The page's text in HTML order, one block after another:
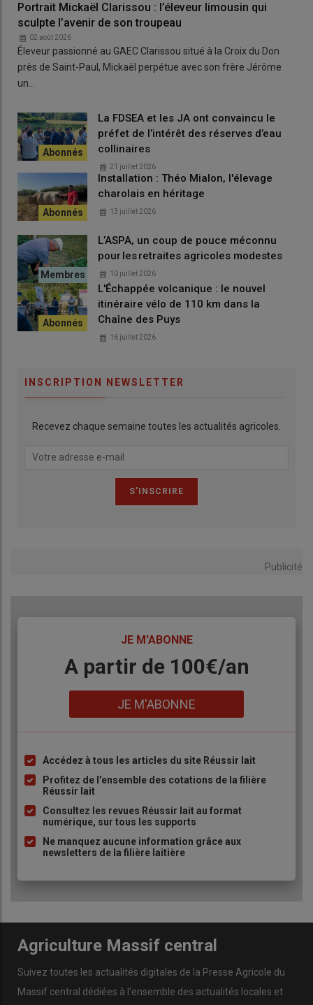
Portrait Mickaël Clarissou : l’éleveur limousin qui
sculpte l’avenir de son troupeau
02 août 2026
Éleveur passionné au GAEC Clarissou situé à la Croix du Don
près de Saint-Paul, Mickaël perpétue avec son frère Jérôme
un…
La FDSEA et les JA ont convaincu le
préfet de l’intérêt des réserves d’eau
collinaires
21 juillet 2026
Installation : Théo Mialon, l'élevage
charolais en héritage
13 juillet 2026
L’ASPA, un coup de pouce méconnu
pour les retraites agricoles modestes
10 juillet 2026
L'Échappée volcanique : le nouvel
itinéraire vélo de 110 km dans la
Chaîne des Puys
16 juillet 2026
INSCRIPTION NEWSLETTER
Recevez chaque semaine toutes les actualités agricoles.
Publicité
JE M'ABONNE
BodyA partir de 100€/an
JE M'ABONNE
Liste
à
puce
Accédez à tous les articles du site Réussir lait
Profitez de l’ensemble des cotations de la filière
Réussir lait
Consultez les revues Réussir lait au format
numérique, sur tous les supports
Ne manquez aucune information grâce aux
newsletters de la filière laitière
Agriculture Massif central
Suivez toutes les actualités digitales de la Presse Agricole du
Massif central dédiées à l'ensemble des actualités locales et